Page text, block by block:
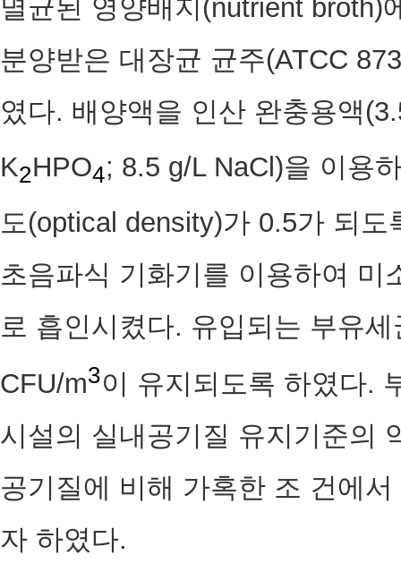
멸균된 영양배지(nutrient broth)
분양받은 대장균 균주(ATCC
였다. 배양액을 인산 완충용액
K2HPO4; 8.5 g/L NaCl)을 이용
도(optical density)가 0.5가 되
초음파식 기화기를 이용하여 미
로 흡인시켰다. 유입되는 부유
CFU/m3이 유지되도록 하였다.
시설의 실내공기질 유지기준의
공기질에 비해 가혹한 조 건에
자 하였다.